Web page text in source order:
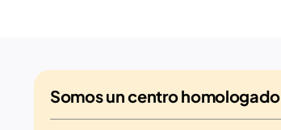
Somos uncentro homologado